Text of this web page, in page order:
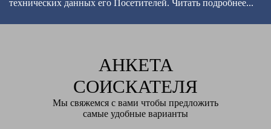
технических данных его Посетителей. Читать подробнее...
АНКЕТА
СОИСКАТЕЛЯ
Мы свяжемся с вами чтобы предложить
самые удобные варианты